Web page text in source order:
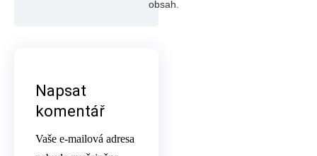
obsah.
Napsat
komentář
Vaše e-mailová adresa